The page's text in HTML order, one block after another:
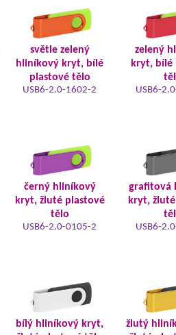
světle zelený
hliníkový kryt, bílé
plastové tělo
USB6-2.0-1602-2
zelený
kryt, bílé
USB6-
černý hliníkový
kryt, žluté plastové
tělo
USB6-2.0-0105-2
grafitová
kryt,
USB6-
bílý hliníkový kryt,
žlutý